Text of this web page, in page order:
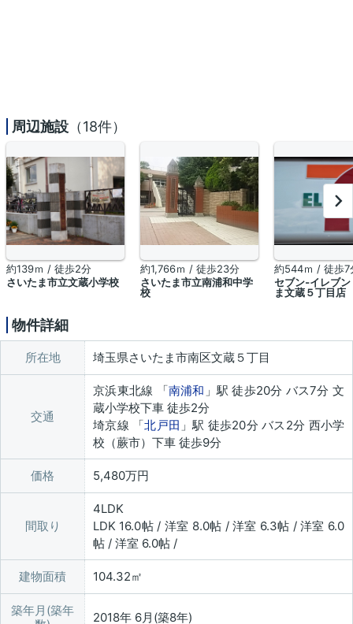
周辺施設 （18件）
約139ｍ / 徒歩2分
さいたま市立文蔵小学校
約1,766ｍ / 徒歩23分
さいたま市立南浦和中学
校
約544ｍ / 徒歩7
セブン‐イレブ
ま文蔵５丁目店
物件詳細
所在地 埼玉県さいたま市南区文蔵５丁目
交通
京浜東北線 「南浦和 」駅 徒歩20分 バス7分 文
蔵小学校下車 徒歩2分
埼京線 「北戸田 」駅 徒歩20分 バス2分 西小学
校（蕨市）下車 徒歩9分
価格 5,480万円
間取り
4LDK
LDK 16.0帖 / 洋室 8.0帖 / 洋室 6.3帖 / 洋室 6.0
帖 / 洋室 6.0帖 /
建物面積 104.32㎡
築年月(築年
2018年 6月(築8年)